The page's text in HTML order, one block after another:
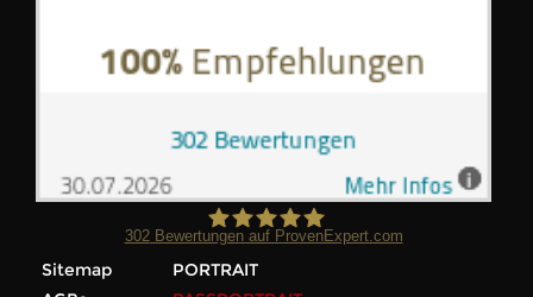
Foto Wilke
302Bewertungen auf ProvenExpert.com
Sitemap
PORTRAIT